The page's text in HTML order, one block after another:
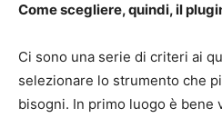
Come scegliere, quindi, il
Ci sono una serie di criteri ai
selezionare lo strumento che
bisogni. In primo luogo è bene